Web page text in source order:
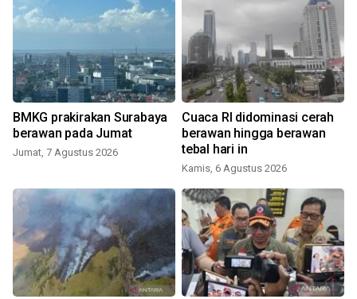
BMKG prakirakan Surabaya
berawan pada Jumat
Jumat, 7 Agustus 2026
Cuaca RI didominasi cerah
berawan hingga berawan
tebal hari in
Kamis, 6 Agustus 2026